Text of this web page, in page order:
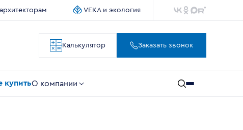
VEKA и экология
Калькулятор Заказать звонок
купитьО компании